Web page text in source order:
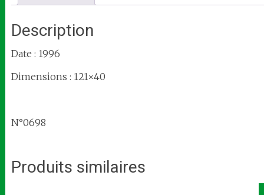
Description
Date : 1996
Dimensions : 121×40
N°0698
Produits similaires